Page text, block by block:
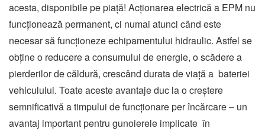
acesta, disponibile pe piață! Acționarea electrică a EPM nu
funcționează permanent, ci numai atunci când este
necesar să funcționeze echipamentului hidraulic. Astfel se
obține o reducere a consumului de energie, o scădere a
pierderilor de căldură, crescând durata de viață a bateriei
vehiculului. Toate aceste avantaje duc la o creștere
semnificativă a timpului de funcționare per încărcare – un
avantaj important pentru gunoierele implicate în